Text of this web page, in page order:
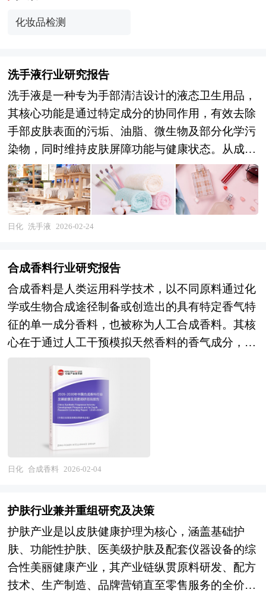
化妆品检测
洗手液行业研究报告
洗手液是一种专为手部清洁设计的液态卫生用品，
其核心功能是通过特定成分的协同作用，有效去除
手部皮肤表面的污垢、油脂、微生物及部分化学污
染物，同时维持皮肤屏障功能与健康状态。从成分
构成看，洗手液通常以水为溶剂，搭配表面活性剂
（如阴离子型、非离子型或两性离子型）作为清洁
主力，通过降低水的表面张力使污垢脱离皮肤；部
分产品添加抗菌剂（如三氯生、苯扎氯铵或天然植
入，可提升使用舒适度并减少对皮肤的刺激。 现
代洗手液的设计更注重安全性与环保性：配方中逐
步淘汰刺激性强的化学成分（如SLS/SLES），采
用天然植物提取物或生物降解性表面活性剂；部分
产品通过添加维生素E、芦荟等成分实现护肤功
能，满足敏感肌人群需求；此外，可重复填充包装
与浓缩型配方的推广，有效减少塑料废弃物产生。
随着公共卫生意识提升，洗手液已成为家庭、公共
场所及工业领域的标准卫生用品，其发展持续向高
效清洁、温和护肤与可持续方向演进。 随着国内
经济的发展，洗手液市场发展面临巨大机遇和挑
战。在市场竞争方面，洗手液企业数量越来越多，
进一步洗牌的强烈要求，但是在一些洗手液细分市
场仍有较大的发展空间，信息化技术将成为核心竞
争力。本报告通过深入的调查、分析，投资者能够
充分把握行业目前所处的全球和国内宏观经济形
势，具体分析该产品所在的细分市场，对洗手液行
日化 洗手液 2026-02-24
合成香料行业研究报告
合成香料是人类运用科学技术，以不同原料通过化
学或生物合成途径制备或创造出的具有特定香气特
征的单一成分香料，也被称为人工合成香料。其核
心在于通过人工干预模拟天然香料的香气成分，突
限。 从原料来源看，合成香料的制备基础涵盖农
林加工产品、煤炭化工产品及石油化工产品三大
类。农林加工产品包括松节油、山苍籽油等天然植
物提取物；煤炭化工产品以苯酚等为原料，通过化
学反应合成大茴醛等香料；石油化工产品则以乙
炔、丙酮等为起始原料，经多步反应制得芳樟醇、
要组成部分，其优势在于成分明确、质量稳定、价
制，能够持续稳定供应。这些特性使其成为调配香
精的基础原料，广泛应用于食品、日化、烟草等领
域，为产品赋予持久、可控的香气特征。随着化学
合成技术与生物工程技术的融合发展，合成香料的
日化 合成香料 2026-02-04
护肤行业兼并重组研究及决策
护肤产业是以皮肤健康护理为核心，涵盖基础护
肤、功能性护肤、医美级护肤及配套仪器设备的综
合性美丽健康产业，其产业链纵贯原料研发、配方
技术、生产制造、品牌营销直至零售服务的全价值